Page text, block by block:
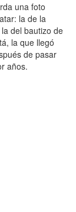
una foto
la de la
del bautizo de
la que llegó
de pasar
años.